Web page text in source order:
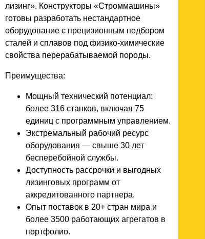
лизинг». Конструкторы «Строммашины»
готовы разработать нестандартное
оборудование с прецизионным подбором
сталей и сплавов под физико-химические
свойства перерабатываемой породы.
Преимущества:
Мощный технический потенциал:
более 316 станков, включая 75
единиц с программным управлением.
Экстремальный рабочий ресурс
оборудования — свыше 30 лет
бесперебойной службы.
Доступность рассрочки и выгодных
лизинговых программ от
аккредитованного партнера.
Опыт поставок в 20+ стран мира и
более 3500 работающих агрегатов в
портфолио.